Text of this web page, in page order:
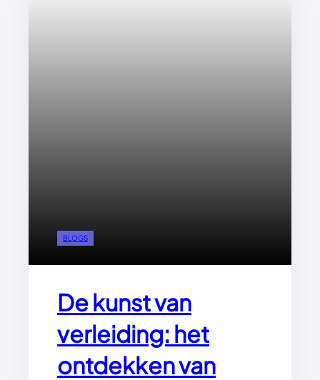
BLOGS
De kunst van
verleiding: het
ontdekken van